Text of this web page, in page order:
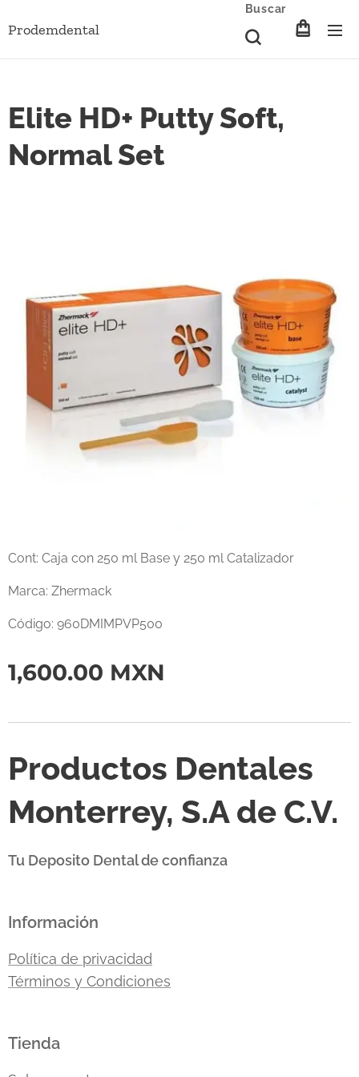
Prodemdental
Buscar
Elite HD+ Putty Soft,
Normal Set
Cont: Caja con 250 ml Base y 250 ml Catalizador
Marca: Zhermack
Código: 960DMIMPVP500
1,600.00 MXN
Productos Dentales
Monterrey, S.A de C.V.
Tu Deposito Dental de confianza
Información
Política de privacidad
Términos y Condiciones
Tienda